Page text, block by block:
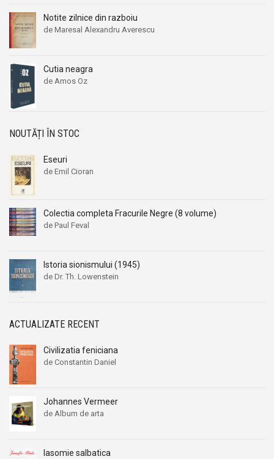
Notite zilnice din razboiu
de Maresal Alexandru Averescu
Cutia neagra
de Amos Oz
NOUTĂȚI ÎN STOC
Eseuri
de Emil Cioran
Colectia completa Fracurile Negre (8 volume)
de Paul Feval
Istoria sionismului (1945)
de Dr. Th. Lowenstein
ACTUALIZATE RECENT
Civilizatia feniciana
de Constantin Daniel
Johannes Vermeer
de Album de arta
Iasomie salbatica